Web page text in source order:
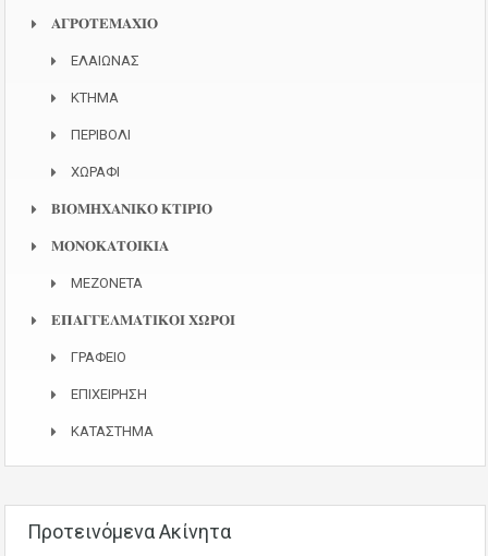
𝚨𝚪𝚸𝚶𝚻𝚬𝚳𝚨𝚾𝚰𝚶
ΕΛΑΙΩΝΑΣ
ΚΤΗΜΑ
ΠΕΡΙΒΟΛΙ
ΧΩΡΑΦΙ
𝚩𝚰𝚶𝚳𝚮𝚾𝚨𝚴𝚰𝚱𝚶 𝚱𝚻𝚰𝚸𝚰𝚶
𝚳𝚶𝚴𝚶𝚱𝚨𝚻𝚶𝚰𝚱𝚰𝚨
ΜΕΖΟΝΕΤΑ
𝚬𝚷𝚨𝚪𝚪𝚬𝚲𝚳𝚨𝚻𝚰𝚱𝚶𝚰 𝚾𝛀𝚸𝚶𝚰
ΓΡΑΦΕΙΟ
ΕΠΙΧΕΙΡΗΣΗ
ΚΑΤΑΣΤΗΜΑ
Προτεινόμενα Ακίνητα